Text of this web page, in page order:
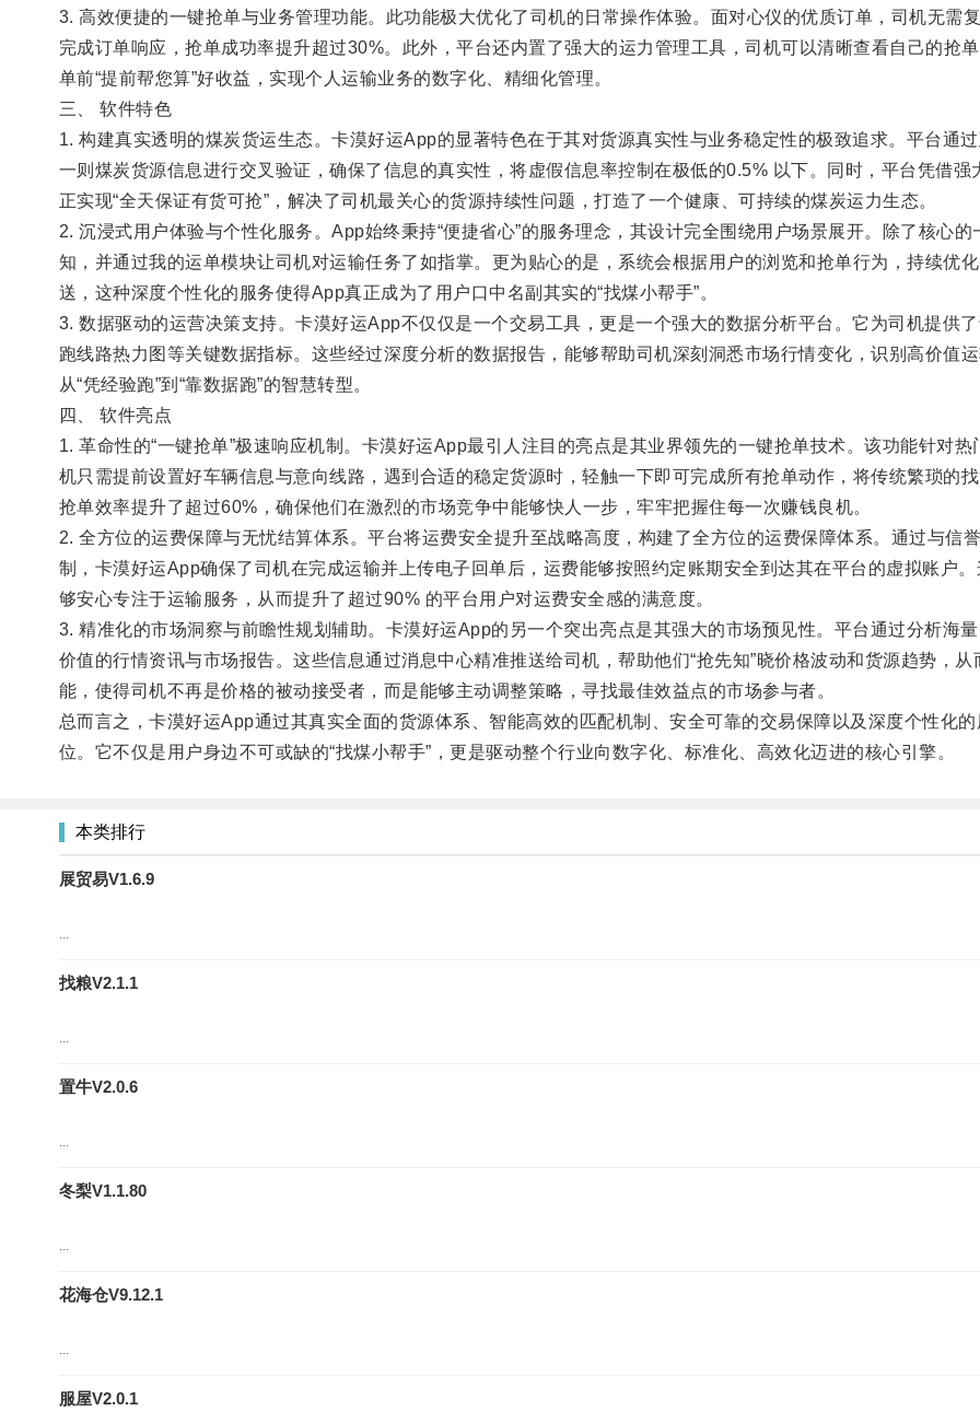
3. 高效便捷的一键抢单与业务管理功能。此功能极大优化了司机的日常操作体验。面对心仪的优质订单，司机无需
完成订单响应，抢单成功率提升超过30%。此外，平台还内置了强大的运力管理工具，司机可以清晰查看自己的抢
单前“提前帮您算”好收益，实现个人运输业务的数字化、精细化管理。
三、 软件特色
1. 构建真实透明的煤炭货运生态。卡漠好运App的显著特色在于其对货源真实性与业务稳定性的极致追求。平台通
一则煤炭货源信息进行交叉验证，确保了信息的真实性，将虚假信息率控制在极低的0.5% 以下。同时，平台凭借
正实现“全天保证有货可抢”，解决了司机最关心的货源持续性问题，打造了一个健康、可持续的煤炭运力生态。
2. 沉浸式用户体验与个性化服务。App始终秉持“便捷省心”的服务理念，其设计完全围绕用户场景展开。除了核心
知，并通过我的运单模块让司机对运输任务了如指掌。更为贴心的是，系统会根据用户的浏览和抢单行为，持续优
送，这种深度个性化的服务使得App真正成为了用户口中名副其实的“找煤小帮手”。
3. 数据驱动的运营决策支持。卡漠好运App不仅仅是一个交易工具，更是一个强大的数据分析平台。它为司机提供
跑线路热力图等关键数据指标。这些经过深度分析的数据报告，能够帮助司机深刻洞悉市场行情变化，识别高价值
从“凭经验跑”到“靠数据跑”的智慧转型。
四、 软件亮点
1. 革命性的“一键抢单”极速响应机制。卡漠好运App最引人注目的亮点是其业界领先的一键抢单技术。该功能针对
机只需提前设置好车辆信息与意向线路，遇到合适的稳定货源时，轻触一下即可完成所有抢单动作，将传统繁琐的
抢单效率提升了超过60%，确保他们在激烈的市场竞争中能够快人一步，牢牢把握住每一次赚钱良机。
2. 全方位的运费保障与无忧结算体系。平台将运费安全提升至战略高度，构建了全方位的运费保障体系。通过与信
制，卡漠好运App确保了司机在完成运输并上传电子回单后，运费能够按照约定账期安全到达其在平台的虚拟账户
够安心专注于运输服务，从而提升了超过90% 的平台用户对运费安全感的满意度。
3. 精准化的市场洞察与前瞻性规划辅助。卡漠好运App的另一个突出亮点是其强大的市场预见性。平台通过分析海
价值的行情资讯与市场报告。这些信息通过消息中心精准推送给司机，帮助他们“抢先知”晓价格波动和货源趋势，
能，使得司机不再是价格的被动接受者，而是能够主动调整策略，寻找最佳效益点的市场参与者。
总而言之，卡漠好运App通过其真实全面的货源体系、智能高效的匹配机制、安全可靠的交易保障以及深度个性化
位。它不仅是用户身边不可或缺的“找煤小帮手”，更是驱动整个行业向数字化、标准化、高效化迈进的核心引擎。
本类排行
展贸易V1.6.9
...
找粮V2.1.1
...
置牛V2.0.6
...
冬梨V1.1.80
...
花海仓V9.12.1
...
服屋V2.0.1